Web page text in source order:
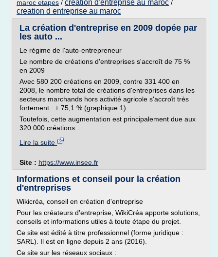
maroc etapes / creation d'entreprise au maroc /
creation d entreprise au maroc
La création d'entreprise en 2009 dopée par
les auto ...
Le régime de l'auto-entrepreneur
Le nombre de créations d'entreprises s'accroît de 75 %
en 2009
Avec 580 200 créations en 2009, contre 331 400 en
2008, le nombre total de créations d'entreprises dans les
secteurs marchands hors activité agricole s'accroît très
fortement : + 75,1 % (graphique 1).
Toutefois, cette augmentation est principalement due aux
320 000 créations...
Lire la suite
Site : https://www.insee.fr
Informations et conseil pour la création
d'entreprises
Wikicréa, conseil en création d'entreprise
Pour les créateurs d'entreprise, WikiCréa apporte solutions,
conseils et informations utiles à toute étape du projet.
Ce site est édité à titre professionnel (forme juridique :
SARL). Il est en ligne depuis 2 ans (2016).
Ce site sur les réseaux sociaux :